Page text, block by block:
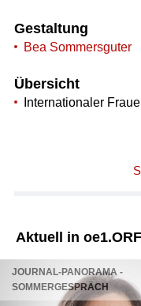
Gestaltung
Bea Sommersguter
Übersicht
Internationaler
Aktuell in
JOURNAL-PANORAMA -
SOMMERGESPRÄCH